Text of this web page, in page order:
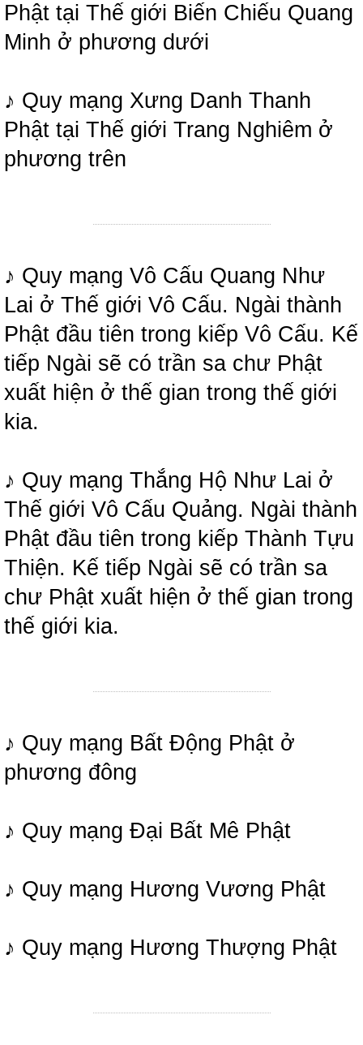
Phật tại Thế giới Biến Chiếu Quang
Minh ở phương dưới
♪ Quy mạng Xưng Danh Thanh
Phật tại Thế giới Trang Nghiêm ở
phương trên
♪ Quy mạng Vô Cấu Quang Như
Lai ở Thế giới Vô Cấu. Ngài thành
Phật đầu tiên trong kiếp Vô Cấu. Kế
tiếp Ngài sẽ có trần sa chư Phật
xuất hiện ở thế gian trong thế giới
kia.
♪ Quy mạng Thắng Hộ Như Lai ở
Thế giới Vô Cấu Quảng. Ngài thành
Phật đầu tiên trong kiếp Thành Tựu
Thiện. Kế tiếp Ngài sẽ có trần sa
chư Phật xuất hiện ở thế gian trong
thế giới kia.
♪ Quy mạng Bất Động Phật ở
phương đông
♪ Quy mạng Đại Bất Mê Phật
♪ Quy mạng Hương Vương Phật
♪ Quy mạng Hương Thượng Phật